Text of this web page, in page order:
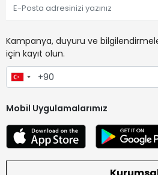
Kampanya, duyuru ve
için kayıt olun.
Mobil Uygulamalarımız